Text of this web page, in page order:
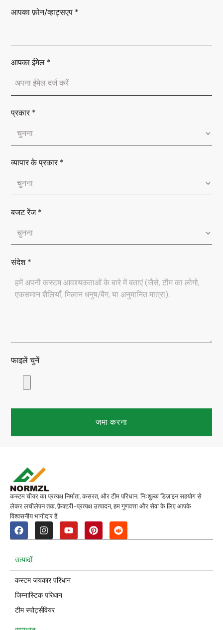
आपका फ़ोन/व्हाट्सएप *
आपका ईमेल *
प्रकार *
व्यापार के प्रकार *
बजट रेंज *
संदेश *
फाइलें चुनें
जमा करना
कस्टम चीयर का प्रत्यक्ष निर्माता, कसरत, और टीम परिधान. निःशुल्क डिज़ाइन सहयोग से
लेकर लचीलेपन तक, फ़ैक्टरी-प्रत्यक्ष उत्पादन, हम गुणवत्ता और सेवा के लिए आपके
विश्वसनीय भागीदार हैं.
उत्पादों
कस्टम जयकार परिधान
जिम्नास्टिक परिधान
टीम स्पोर्ट्सवियर